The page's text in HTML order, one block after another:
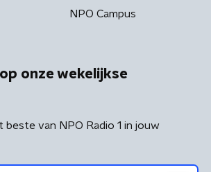
NPO Campus
onze wekelijkse
beste van NPO Radio 1 in jouw